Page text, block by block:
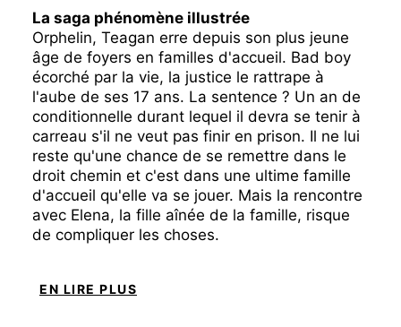
La saga phénomène illustrée
Orphelin, Teagan erre depuis son plus jeune
âge de foyers en familles d'accueil. Bad boy
écorché par la vie, la justice le rattrape à
l'aube de ses 17 ans. La sentence ? Un an de
conditionnelle durant lequel il devra se tenir à
carreau s'il ne veut pas finir en prison. Il ne lui
reste qu'une chance de se remettre dans le
droit chemin et c'est dans une ultime famille
d'accueil qu'elle va se jouer. Mais la rencontre
avec Elena, la fille aînée de la famille, risque
de compliquer les choses.
EN LIRE PLUS